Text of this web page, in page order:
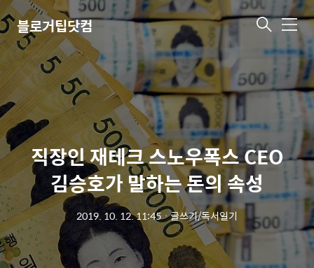
블로거팁닷컴 메
직장인 재테크 스노우폭스 CEO
김승호가 말하는 돈의 속성
2019. 10. 12. 11:45ㆍ글쓰기/독서일기